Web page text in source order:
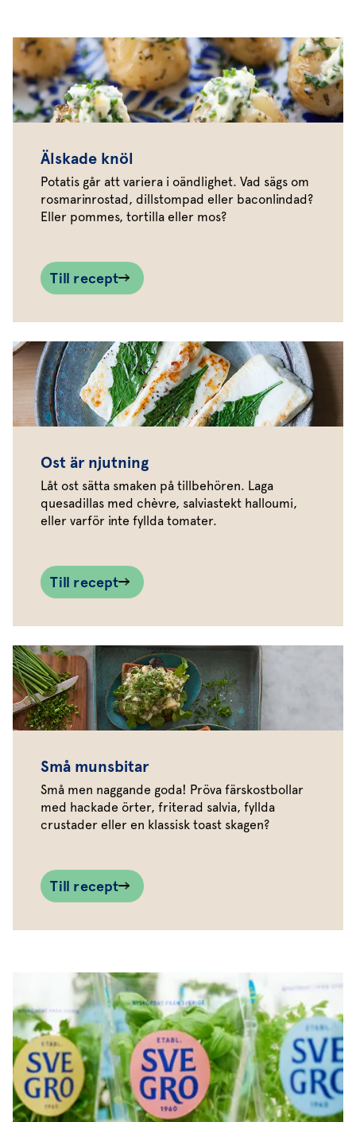
Älskade knöl
Potatis går att variera i oändlighet. Vad sägs om
rosmarinrostad, dillstompad eller baconlindad?
Eller pommes, tortilla eller mos?
Till recept
Ost är njutning
Låt ost sätta smaken på tillbehören. Laga
quesadillas med chèvre, salviastekt halloumi,
eller varför inte fyllda tomater.
Till recept
Små munsbitar
Små men naggande goda! Pröva färskostbollar
med hackade örter, friterad salvia, fyllda
crustader eller en klassisk toast skagen?
Till recept